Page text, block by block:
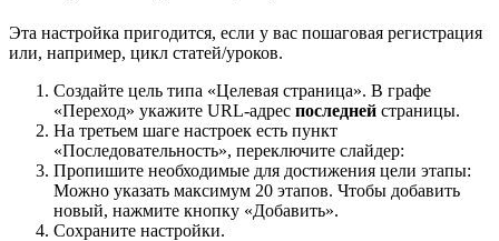
Эта настройка пригодится, если у вас пошаговая регистрация
или, например, цикл статей/уроков.
Создайте цель типа «Целевая страница». В графе
«Переход» укажите URL-адрес последней страницы.
На третьем шаге настроек есть пункт
«Последовательность», переключите слайдер:
Пропишите необходимые для достижения цели этапы:
Можно указать максимум 20 этапов. Чтобы добавить
новый, нажмите кнопку «Добавить».
Сохраните настройки.